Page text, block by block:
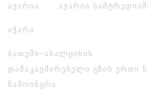
ავარია ავარია
აჭარა
ბათუმი–ახალციხის
დამაკავშირებელი გზის ერთი
ჩამოინგრა